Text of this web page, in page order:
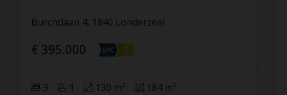
Burchtlaan 4, 1840 Londerzeel
€ 395.000
3 1 130 m² 184 m²